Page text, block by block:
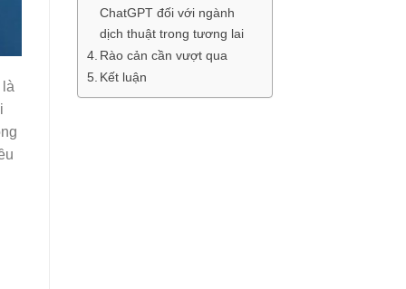
là
ChatGPT đối với ngành
dịch thuật trong tương lai
Rào cản cần vượt qua
Kết luận